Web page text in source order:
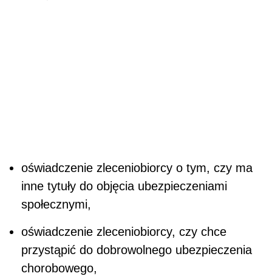
oświadczenie zleceniobiorcy o tym, czy ma
inne tytuły do objęcia ubezpieczeniami
społecznymi,
oświadczenie zleceniobiorcy, czy chce
przystąpić do dobrowolnego ubezpieczenia
chorobowego,